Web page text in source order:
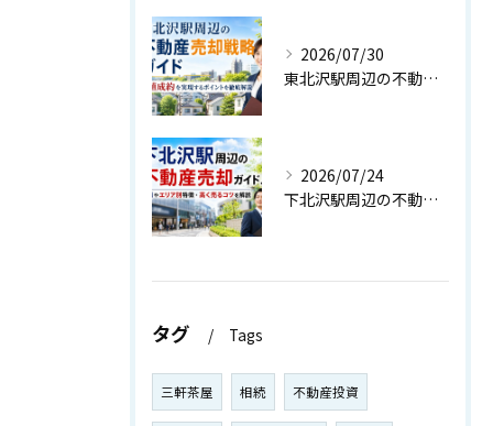
2026/07/30
東北沢駅周辺の不動産売却戦略ガイド｜高値成約を実現するポイントを徹底解説
2026/07/24
下北沢駅周辺の不動産売却ガイド！相場やエリア別特徴・高く売るコツを解説
タグ Tags
三軒茶屋 相続 不動産投資